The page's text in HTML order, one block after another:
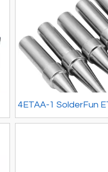
4ETAA-1 SolderFun
паяльной станции